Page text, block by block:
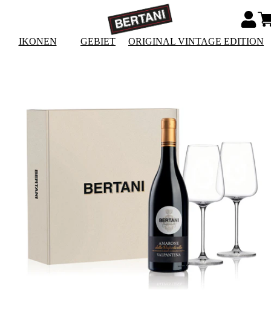
IKONEN GEBIET ORIGINAL VINTAGE EDITION